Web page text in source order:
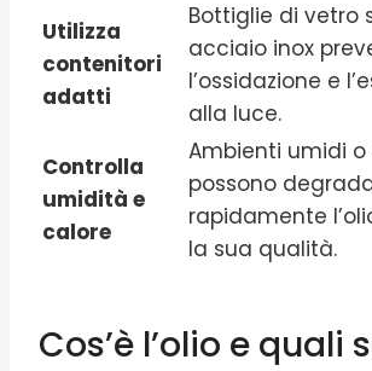
Utilizza
contenitori
adatti
Bottiglie di vetro
acciaio inox
l’ossidazione e
alla luce.
Controlla
umidità e
calore
Ambienti umidi
possono
rapidamente
la sua qualità.
Cos’è l’olio e quali